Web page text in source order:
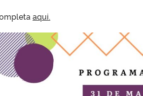
aqui.